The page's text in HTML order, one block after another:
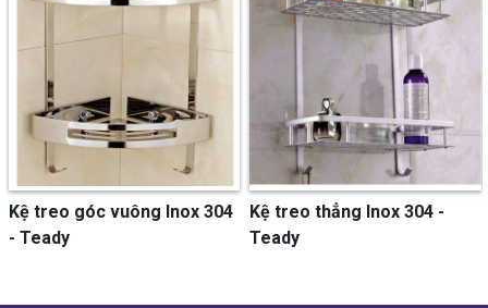
Kệ treo góc vuông Inox 304
- Teady
Kệ treo thẳng Inox 304 -
Teady